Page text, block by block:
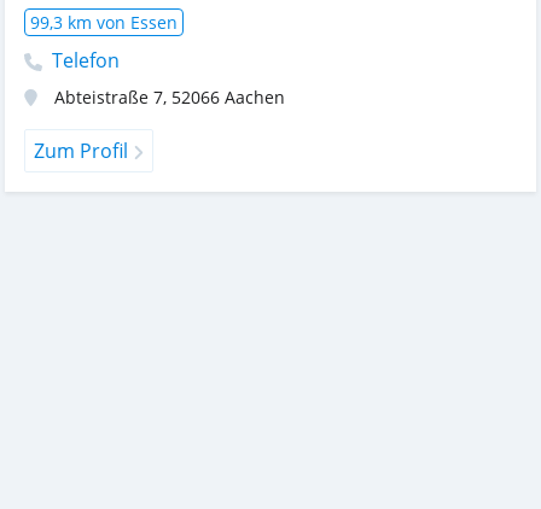
99,3 km von Essen
Telefon
Abteistraße 7, 52066 Aachen
Zum Profil